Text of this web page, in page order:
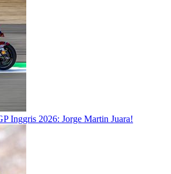
Inggris 2026: Jorge Martin Juara!